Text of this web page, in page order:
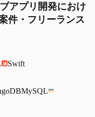
アプリ開発におけ
件・フリーランス
Swift
MySQL